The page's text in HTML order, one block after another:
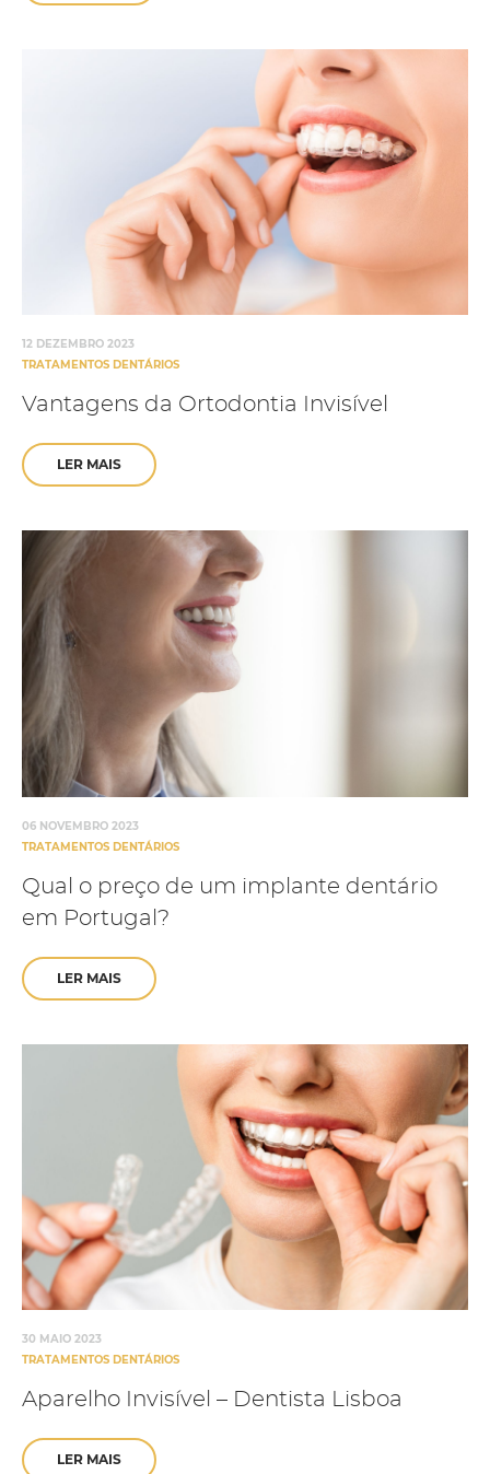
12 DEZEMBRO 2023
TRATAMENTOS DENTÁRIOS
Vantagens da Ortodontia Invisível
LER MAIS
06 NOVEMBRO 2023
TRATAMENTOS DENTÁRIOS
Qual o preço de um implante dentário
em Portugal?
LER MAIS
30 MAIO 2023
TRATAMENTOS DENTÁRIOS
Aparelho Invisível – Dentista Lisboa
LER MAIS